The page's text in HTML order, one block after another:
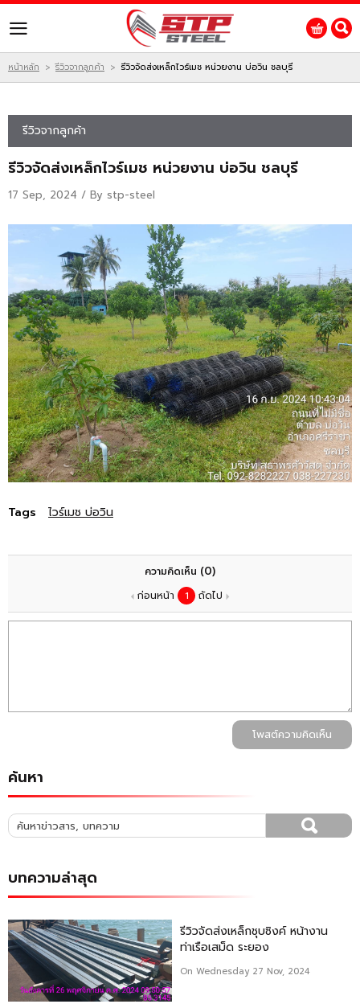
ไทย | English
Login Register
หน้าหลัก
โปรโมชั่น
ติดต่อเรา
ผลงานของเรา
หน้าหลัก > รีวิวจากลูกค้า > รีวิวจัดส่งเหล็กไวร์เมช หน่วยงาน บ่อวิน ชลบุรี
รีวิวจากลูกค้า
รีวิวจัดส่งเหล็กไวร์เมช หน่วยงาน บ่อวิน ชลบุรี
17 Sep, 2024 / By stp-steel
Tags ไวร์เมช บ่อวิน
ความคิดเห็น (0)
ก่อนหน้า 1 ถัดไป
โพสต์ความคิดเห็น
ค้นหา
บทความล่าสุด
รีวิวจัดส่งเหล็กชุบซิงค์ หน้างาน
ท่าเรือเสม็ด ระยอง
On Wednesday 27 Nov, 2024